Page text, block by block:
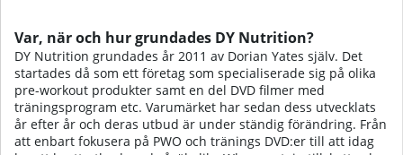
Var, när och hur grundades DY Nutrition?
DY Nutrition grundades år 2011 av Dorian Yates själv. Det
startades då som ett företag som specialiserade sig på olika
pre-workout produkter samt en del DVD filmer med
träningsprogram etc. Varumärket har sedan dess utvecklats
år efter år och deras utbud är under ständig förändring. Från
att enbart fokusera på PWO och tränings DVD:er till att idag